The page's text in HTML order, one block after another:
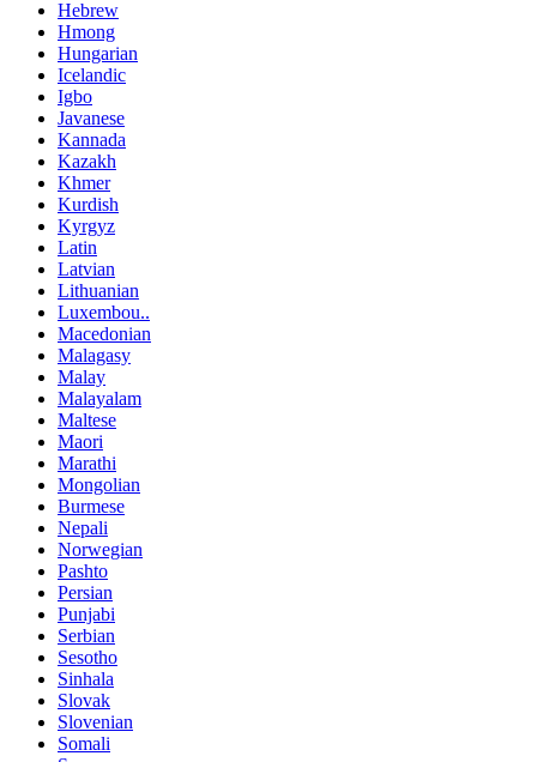
Hebrew
Hmong
Hungarian
Icelandic
Igbo
Javanese
Kannada
Kazakh
Khmer
Kurdish
Kyrgyz
Latin
Latvian
Lithuanian
Luxembou..
Macedonian
Malagasy
Malay
Malayalam
Maltese
Maori
Marathi
Mongolian
Burmese
Nepali
Norwegian
Pashto
Persian
Punjabi
Serbian
Sesotho
Sinhala
Slovak
Slovenian
Somali